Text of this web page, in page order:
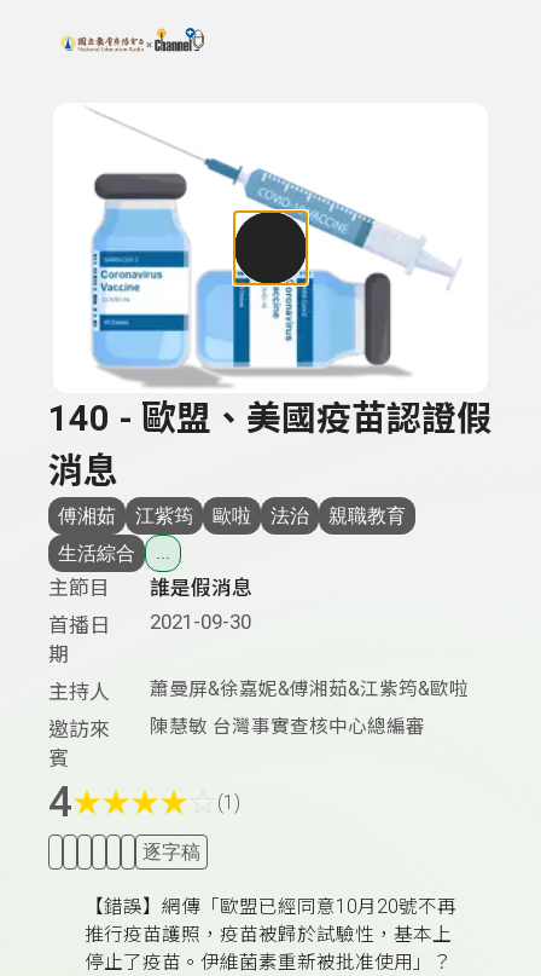
上方功能區塊
搜尋關鍵字：可輸入節目名稱、主持人或關鍵字
140 - 歐盟、美國疫苗認證假
消息
傅湘茹 江紫筠 歐啦 法治
親職教育
生活綜合
...
主節目
誰是假消息
首播日
期
2021-09-30
主持人 蕭曼屏&徐嘉妮&傅湘茹&江紫筠&歐啦
邀訪來
賓
陳慧敏 台灣事實查核中心總編審
4★★★★ (1)
逐字稿
【錯誤】網傳「歐盟已經同意10月20號不再
推行疫苗護照，疫苗被歸於試驗性，基本上
停止了疫苗。伊維菌素重新被批准使用」？